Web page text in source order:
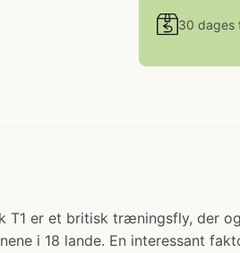
30 dages
T1 er et britisk træningsfly,
i 18 lande. En interessant